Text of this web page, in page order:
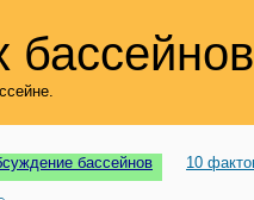
бассейнов
бассейнов 10